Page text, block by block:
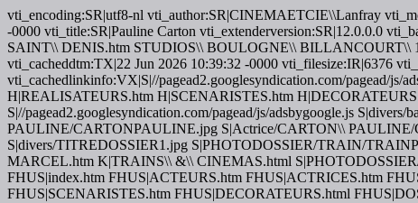
vti_encoding:SR|utf8-nl vti_author:SR|CINEMAETCIE\\Lanfray
-0000 vti_title:SR|Pauline Carton vti_extenderversion:SR|12.0.0.0
SAINT\\ DENIS.htm STUDIOS\\ BOULOGNE\\ BILLANCOURT\\
vti_cacheddtm:TX|22 Jun 2026 10:39:32 -0000 vti_filesize:IR|6376
vti_cachedlinkinfo:VX|S|//pagead2.googlesyndication.com/pagead/
H|REALISATEURS.htm H|SCENARISTES.htm
S|//pagead2.googlesyndication.com/pagead/js/adsbygoogle.js
PAULINE/CARTONPAULINE.jpg S|Actrice/CARTON\\
S|divers/TITREDOSSIER1.jpg S|PHOTODOSSIER/TRAIN/
MARCEL.htm K|TRAINS\\ &\\ CINEMAS.html
FHUS|index.htm FHUS|ACTEURS.htm FHUS|ACTRICES.htm
FHUS|SCENARISTES.htm FHUS|DECORATEURS.html